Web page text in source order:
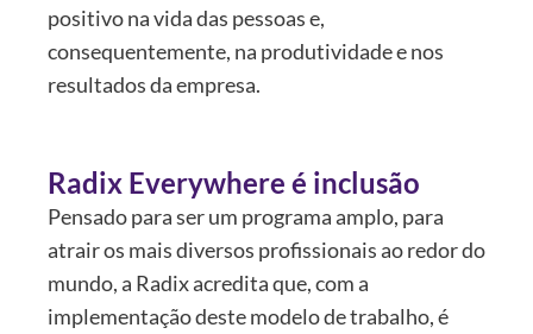
positivo na vida das pessoas e,
consequentemente, na produtividade e nos
resultados da empresa.
Radix Everywhere é inclusão
Pensado para ser um programa amplo, para
atrair os mais diversos profissionais ao redor do
mundo, a Radix acredita que, com a
implementação deste modelo de trabalho, é